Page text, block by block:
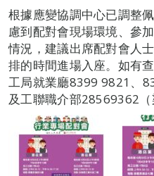
根據應變協調中心已調整
慮到配對會現場環境、參
情況，建議出席配對會人
排的時間進場入座。如有
工局就業廳8399 9821、
及工聯職介部28569362（